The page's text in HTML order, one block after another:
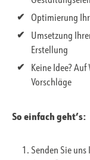
Optimierung
Umsetzung
Erstellung
Keine Idee?
Vorschläge
So einfach geht’s:
Senden Sie